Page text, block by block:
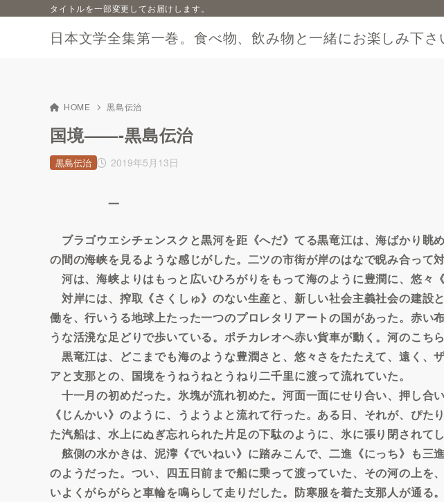
日本文学全集第一巻。食べ物、飲み物と一緒にお楽しみ下さ
タイトルを一部変更してお届けします。
HOME 黒島伝治
国境——-黒島伝治
2019年5月13日
黒島伝治
一
ブラゴウエシチェンスクと黒河を距《へだ》てる黒竜江は、海ばかり眺
の間の海峡を見るような感じがした。二ツの市街が岸のはなで睨み合って
河は、海峡よりはもっと広いひろがりをもって海のように豊潤に、悠々
対岸には、搾取《さくしゅ》のない生産と、新しい社会主義社会の建設
働を、行いうる地球上たった一つのプロレタリアートの国があった。赤い
うな活溌な足どりで歩いている。ポチカレオへ赤い貨車が動く。河のこち
黒竜江は、どこまでも海のような豊潤さと、悠々さをたたえて、遠く、
アと支那との、国境をうねうねとうねり二千里に渡って流れていた。
十一月の初めだった。氷塊が流れ初めた。河面一面にせり合い、押し合
《じんかい》のように、うようよと流れて行った。ある日、それが、ぴた
た汽船は、水上にぬぎ忘れられた片足の下駄のように、氷に張り閉されてし
舷側の水かきは、泥濘《でいねい》に踏みこんで、二進《にっち》も三
のようだった。つい、四五日前まで船に乗って渡っていた、その河の上を
いよくがらがらと車輪を鳴らして走りだした。防寒服を着た支那人が通る。